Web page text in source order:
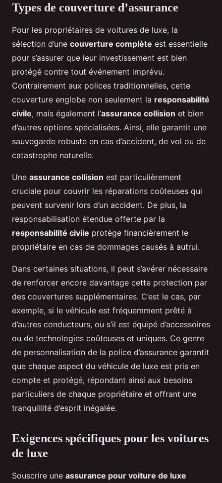
Types de couverture d’assurance
Pour les propriétaires de voitures de luxe, la
sélection d’une couverture complète est essentielle
pour s’assurer que leur investissement est bien
protégé contre tout événement imprévu.
Contrairement aux polices traditionnelles, cette
couverture englobe non seulement la responsabilité
civile, mais également l’assurance collision et bien
d’autres options spécialisées. Ainsi, elle garantit une
sauvegarde robuste en cas d’accident, de vol ou de
catastrophe naturelle.
Une assurance collision est particulièrement
cruciale pour couvrir les réparations coûteuses qui
peuvent survenir lors d’un accident. De plus, la
responsabilisation étendue offerte par la
responsabilité civile protège financièrement le
propriétaire en cas de dommages causés à autrui.
Dans certaines situations, il peut s’avérer nécessaire
de renforcer encore davantage cette protection par
des couvertures supplémentaires. C’est le cas, par
exemple, si le véhicule est fréquemment prêté à
d’autres conducteurs, ou s’il est équipé d’accessoires
ou de technologies coûteuses et uniques. Ce genre
de personnalisation de la police d’assurance garantit
que chaque aspect du véhicule de luxe est pris en
compte et protégé, répondant ainsi aux besoins
particuliers de chaque propriétaire et offrant une
tranquillité d’esprit inégalée.
Exigences spécifiques pour les voitures
de luxe
Souscrire une assurance pour voiture de luxe